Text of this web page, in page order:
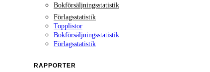
Bokförsäljningsstatistik
Förlagsstatistik
Topplistor
Bokförsäljningsstatistik
Förlagsstatistik
RAPPORTER